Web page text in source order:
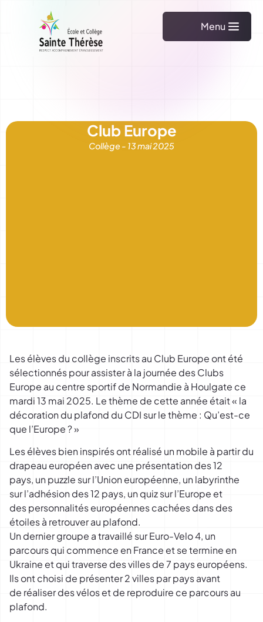
Menu
Club Europe
Collège - 13 mai 2025
Les élèves du collège inscrits au Club Europe ont été
sélectionnés pour assister à la journée des Clubs
Europe au centre sportif de Normandie à Houlgate ce
mardi 13 mai 2025. Le thème de cette année était « la
décoration du plafond du CDI sur le thème : Qu’est-ce
que l’Europe ? »
Les élèves bien inspirés ont réalisé un mobile à partir du
drapeau européen avec une présentation des 12
pays, un puzzle sur l’Union européenne, un labyrinthe
sur l’adhésion des 12 pays, un quiz sur l’Europe et
des personnalités européennes cachées dans des
étoiles à retrouver au plafond.
Un dernier groupe a travaillé sur Euro-Velo 4, un
parcours qui commence en France et se termine en
Ukraine et qui traverse des villes de 7 pays européens.
Ils ont choisi de présenter 2 villes par pays avant
de réaliser des vélos et de reproduire ce parcours au
plafond.